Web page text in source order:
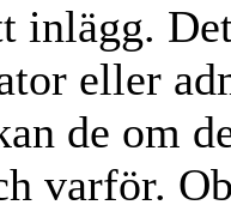
inlägg.
eller
de om
varför.